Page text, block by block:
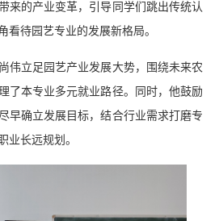
来的产业变革，引导同学们跳出传统认
看待园艺专业的发展新格局。
伟立足园艺产业发展大势，围绕未来农
了本专业多元就业路径。同时，他鼓励
早确立发展目标，结合行业需求打磨专
业长远规划。